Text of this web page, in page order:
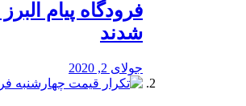
فرودگاه پیام
شدند
جولای 2, 2020